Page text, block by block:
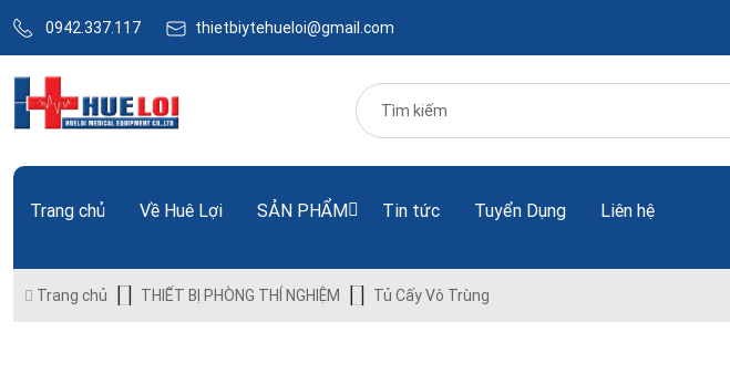
0942.337.117 thietbiytehueloi@gmail.com
Trang chủ Về Huê Lợi SẢN PHẨM Tin tức Tuyển Dụng Liên hệ
Trang chủ THIẾT BỊ PHÒNG THÍ NGHIỆM Tủ Cấy Vô Trùng